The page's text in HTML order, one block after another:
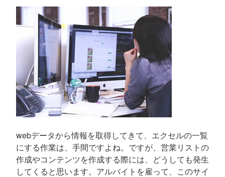
webデータから情報を取得してきて、エクセルの一覧
にする作業は、手間ですよね。ですが、営業リストの
作成やコンテンツを作成する際には、どうしても発生
してくると思います。アルバイトを雇って、このサイ